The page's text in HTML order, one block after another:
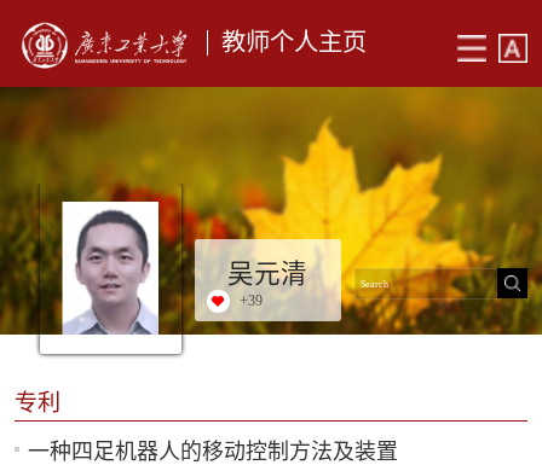
教师个人主页
吴元清
+39
专利
一种四足机器人的移动控制方法及装置